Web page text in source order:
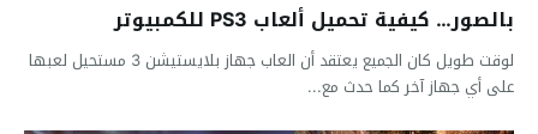
بالصور… كيفية تحميل ألعاب PS3 للكمبيوتر
لوقت طويل كان الجميع يعتقد أن العاب جهاز بلايستيشن 3 مستحيل لعبها
على أي جهاز آخر كما حدث مع...